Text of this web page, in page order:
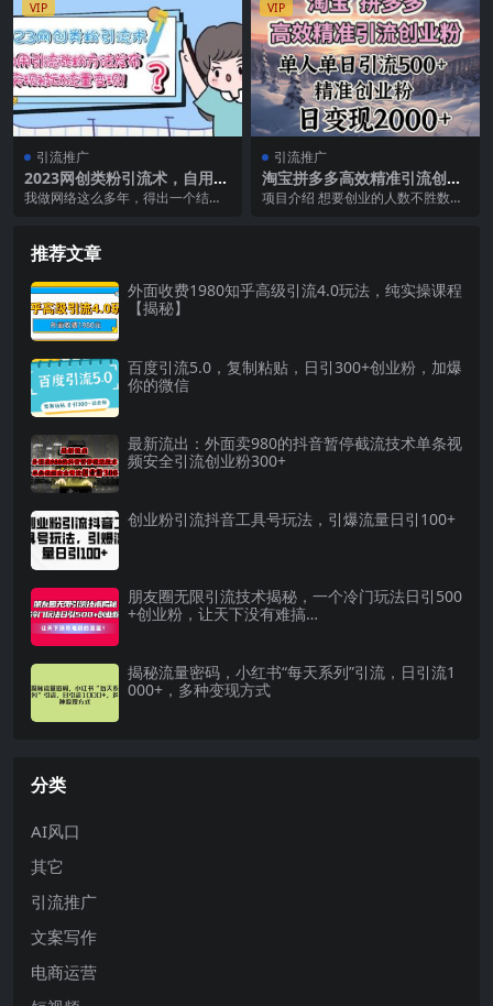
VIP
引流推广
2023网创类粉引流术，自用引
流涨粉方法发布，实现被动流
我做网络这么多年，得出一个结
VIP
引流推广
淘宝拼多多高效精准引流创业
粉，单人单日引流500＋创业
项目介绍 想要创业的人数不胜数，
推荐文章
外面收费1980知乎高级引流4.0玩法，纯实操课程
【揭秘】
百度引流5.0，复制粘贴，日引300+创业粉，加爆
你的微信
最新流出：外面卖980的抖音暂停截流技术单条视
频安全引流创业粉300+
创业粉引流抖音工具号玩法，引爆流量日引100+
朋友圈无限引流技术揭秘，一个冷门玩法日引500
+创业粉，让天下没有难搞…
揭秘流量密码，小红书“每天系列”引流，日引流1
000+，多种变现方式
分类
AI风口
其它
引流推广
文案写作
电商运营